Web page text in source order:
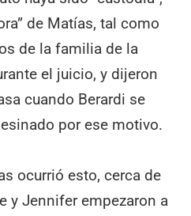
de Matías, tal como
de la familia de la
el juicio, y dijeron
cuando Berardi se
por ese motivo.
ocurrió esto, cerca de
y Jennifer empezaron a